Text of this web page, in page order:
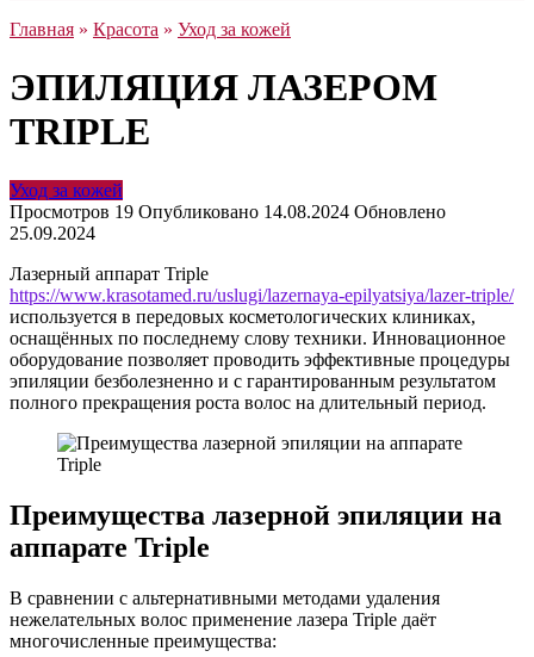
Главная » Красота » Уход за кожей
ЭПИЛЯЦИЯ ЛАЗЕРОМ
TRIPLE
Уход за кожей
Просмотров 19 Опубликовано 14.08.2024 Обновлено
25.09.2024
Лазерный аппарат Triple
https://www.krasotamed.ru/uslugi/lazernaya-epilyatsiya/lazer-triple/
используется в передовых косметологических клиниках,
оснащённых по последнему слову техники. Инновационное
оборудование позволяет проводить эффективные процедуры
эпиляции безболезненно и с гарантированным результатом
полного прекращения роста волос на длительный период.
Преимущества лазерной эпиляции на
аппарате Triple
В сравнении с альтернативными методами удаления
нежелательных волос применение лазера Triple даёт
многочисленные преимущества: